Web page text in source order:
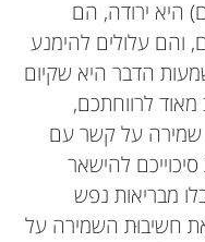
היא ירודה, הם
והם עלולים להימנע
הדבר היא שקיום
לרווחתכם,
שמירה על קשר עם
להישאר
מבריאות נפש
חשיבוּת השמירה על